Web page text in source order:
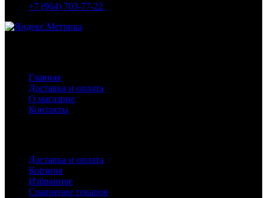
+7 (964) 703-77-22
Главная
Доставка и оплата
О магазине
Контакты
Доставка и оплата
Корзина
Избранное
Сравнение товаров